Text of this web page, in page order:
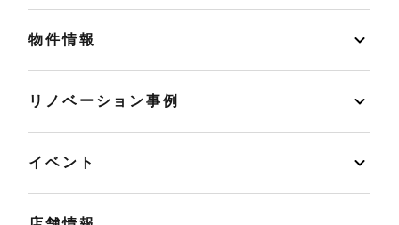
物件情報
リノベーション事例
イベント